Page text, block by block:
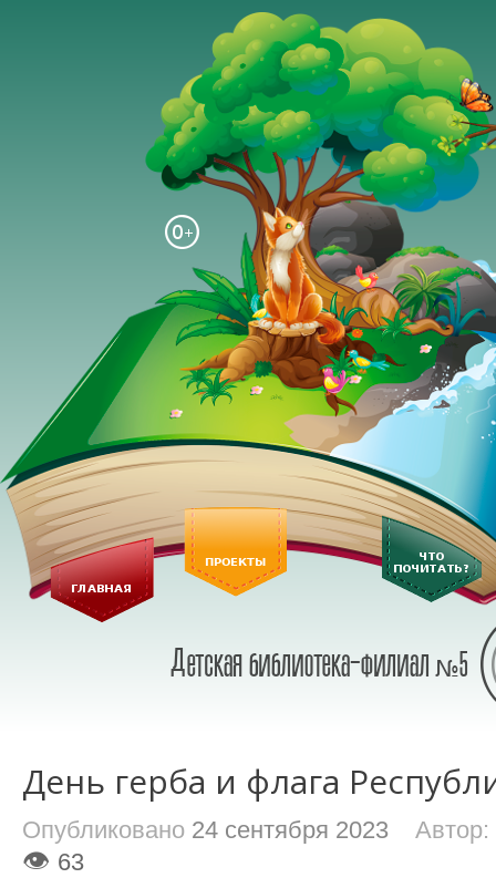
День герба и флага
Опубликовано 24 сентября 2023 Автор:
👁 63